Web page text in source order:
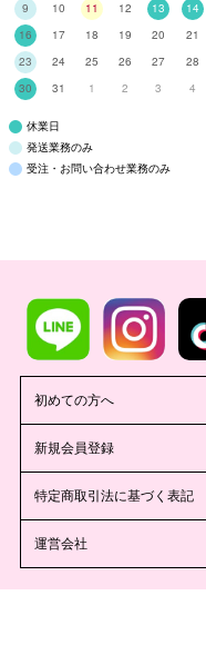
9
10 11 12 13 14
16
17 18 19 20 21
23
24 25 26 27 28
30
31 1 2 3 4
休業日
発送業務のみ
受注・お問い合わせ業務のみ
初めての方へ
新規会員登録
特定商取引法に基づく表記
運営会社